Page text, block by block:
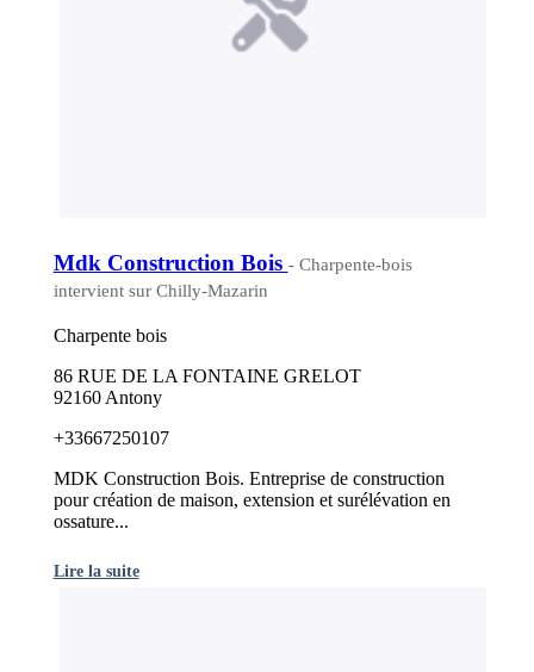
Mdk Construction Bois - Charpente-bois
intervient sur Chilly-Mazarin
Charpente bois
86 RUE DE LA FONTAINE GRELOT
92160 Antony
+33667250107
MDK Construction Bois. Entreprise de construction
pour création de maison, extension et surélévation en
ossature...
Lire la suite